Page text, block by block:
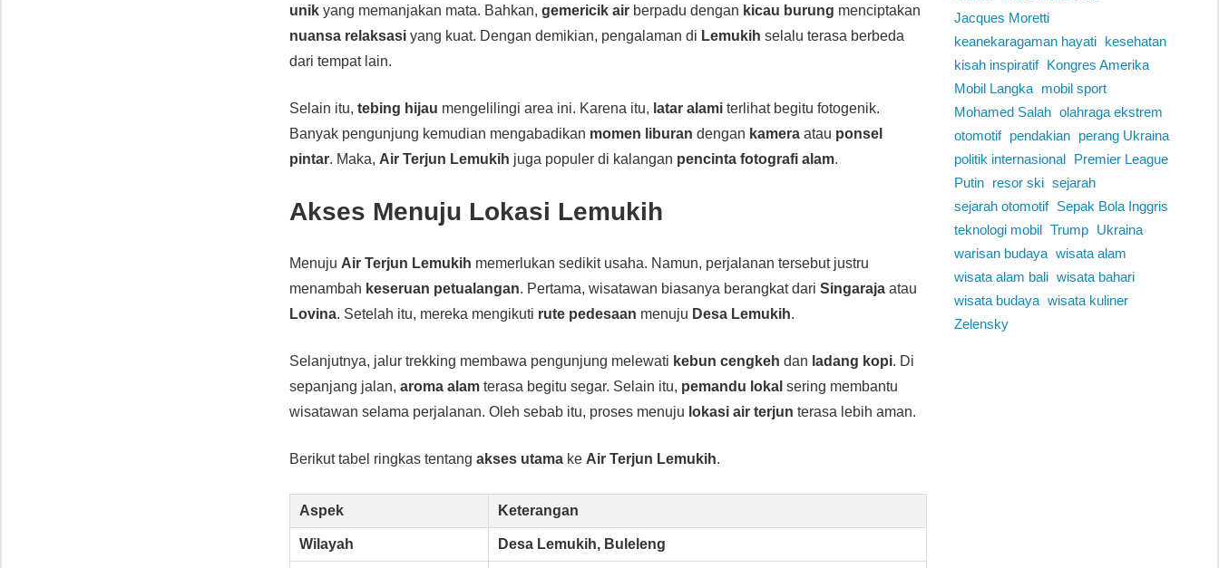
unik yang memanjakan mata. Bahkan,gemericik air berpadu dengan kicau burung menciptakan
nuansa relaksasi yang kuat. Dengan demikian, pengalaman di Lemukih selalu terasa berbeda
dari tempat lain.
Selain itu,tebing hijau mengelilingi area ini. Karena itu, latar alami terlihat begitu fotogenik.
Banyak pengunjung kemudian mengabadikan momen liburan dengan kamera atau ponsel
pintar. Maka, Air Terjun Lemukih juga populer di kalangan pencinta fotografi alam.
Akses Menuju Lokasi Lemukih
Menuju Air Terjun Lemukih memerlukan sedikit usaha. Namun, perjalanan tersebut justru
menambah keseruan petualangan. Pertama, wisatawan biasanya berangkat dariSingaraja atau
Lovina. Setelah itu, mereka mengikuti rute pedesaan menuju Desa Lemukih.
Selanjutnya, jalur trekking membawa pengunjung melewati kebun cengkeh dan ladang kopi. Di
sepanjang jalan,aroma alam terasa begitu segar. Selain itu, pemandu lokal sering membantu
wisatawan selama perjalanan. Oleh sebab itu, proses menuju lokasi air terjun terasa lebih aman.
Berikut tabel ringkas tentangakses utama ke Air Terjun Lemukih.
Aspek Keterangan
Wilayah Desa Lemukih, Buleleng
Jacques Moretti
keanekaragaman hayati
kesehatan
kisah inspiratif
Kongres Amerika
Mobil Langka
mobil sport
Mohamed Salah olahraga ekstrem
otomotif
pendakian
perang Ukraina
politik internasional
Premier League
Putin
resor ski sejarah
sejarah otomotif
Sepak Bola Inggris
teknologi mobil Trump
Ukraina
warisan budaya wisata alam
wisata alam bali wisata bahari
wisata budaya wisata kuliner
Zelensky